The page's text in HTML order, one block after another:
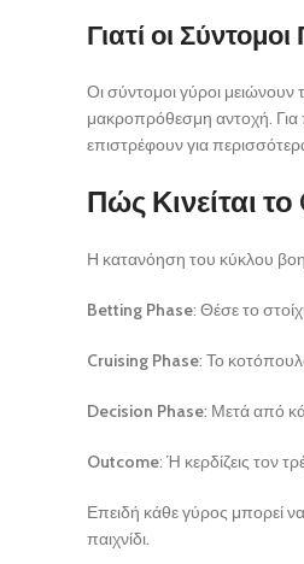
Γιατί οι
Οι σύντομοι γύροι
μακροπρόθεσμη αντοχή. Για
επιστρέφουν για
Πώς Κινείται
Η κατανόηση του κύκλου
Betting Phase: Θέσε το
Cruising Phase: Το
Decision Phase: Μετά από
Outcome: Ή κερδίζεις τον
Επειδή κάθε γύρος μπορεί
παιχνίδι.